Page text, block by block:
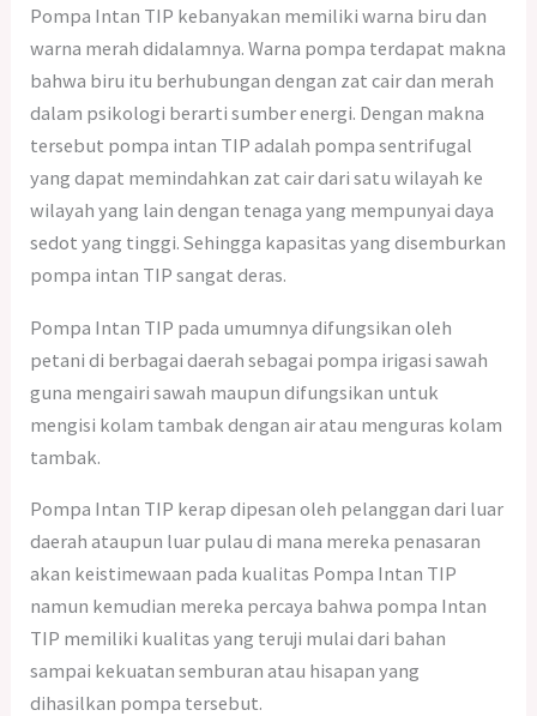
Pompa Intan TIP kebanyakan memiliki warna biru dan
warna merah didalamnya. Warna pompa terdapat makna
bahwa biru itu berhubungan dengan zat cair dan merah
dalam psikologi berarti sumber energi. Dengan makna
tersebut pompa intan TIP adalah pompa sentrifugal
yang dapat memindahkan zat cair dari satu wilayah ke
wilayah yang lain dengan tenaga yang mempunyai daya
sedot yang tinggi. Sehingga kapasitas yang disemburkan
pompa intan TIP sangat deras.
Pompa Intan TIP pada umumnya difungsikan oleh
petani di berbagai daerah sebagai pompa irigasi sawah
guna mengairi sawah maupun difungsikan untuk
mengisi kolam tambak dengan air atau menguras kolam
tambak.
Pompa Intan TIP kerap dipesan oleh pelanggan dari luar
daerah ataupun luar pulau di mana mereka penasaran
akan keistimewaan pada kualitas Pompa Intan TIP
namun kemudian mereka percaya bahwa pompa Intan
TIP memiliki kualitas yang teruji mulai dari bahan
sampai kekuatan semburan atau hisapan yang
dihasilkan pompa tersebut.